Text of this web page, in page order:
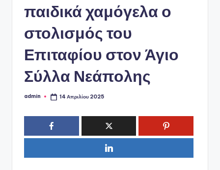
παιδικά χαμόγελα ο
στολισμός του
Επιταφίου στον Άγιο
Σύλλα Νεάπολης
Συγγραφέας:
admin 14 Απριλίου 2025